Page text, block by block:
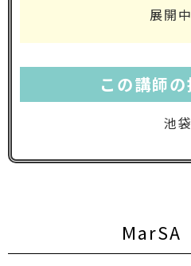
展開中
この講師
池袋
MarSA